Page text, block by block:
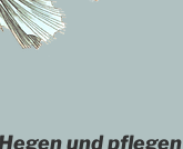
und pflegen